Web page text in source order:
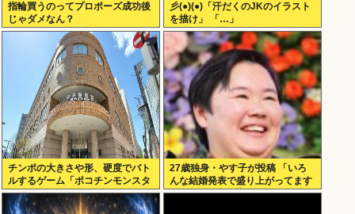
指輪買うのってプロポーズ成功後
じゃダメなん？
彡(●)(●)「汗だくのJKのイラスト
を描け」 「…」
チンポの大きさや形、硬度でバト
ルするゲーム「ポコチンモンスタ
ー」を作ろうと思う
27歳独身・やす子が投稿 「いろ
んな結婚発表で盛り上がってます
が アラサー1人暮らしも…」